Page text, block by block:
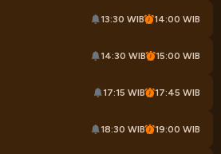
13:30 WIB 14:00 WIB
14:30 WIB 15:00 WIB
17:15 WIB 17:45 WIB
18:30 WIB 19:00 WIB